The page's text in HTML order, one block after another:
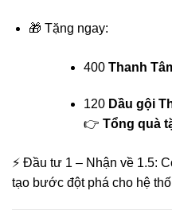
🎁 Tặng ngay:
400 Thanh
120 Dầu gội
👉 Tổng quà
⚡ Đầu tư 1 – Nhận về 1.5:
tạo bước đột phá cho hệ